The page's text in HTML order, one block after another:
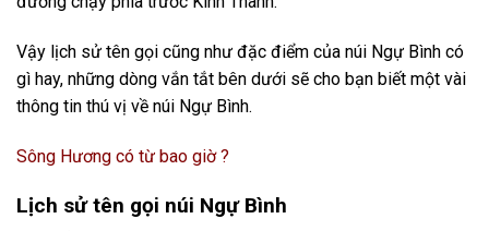
Vậy lịch sử tên gọi cũng như đặc điểm của núi Ngự Bình có
gì hay, những dòng vắn tắt bên dưới sẽ cho bạn biết một vài
thông tin thú vị về núi Ngự Bình.
Sông Hương có từ bao giờ ?
Lịch sử tên gọi núi Ngự Bình